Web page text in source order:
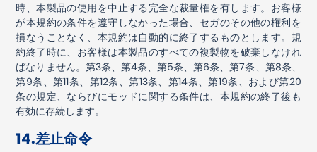
時、本製品の使用を中止する完全な裁量権を有します。お客様
が本規約の条件を遵守しなかった場合、セガのその他の権利を
損なうことなく、本規約は自動的に終了するものとします。規
約終了時に、お客様は本製品のすべての複製物を破棄しなけれ
ばなりません。第3条、第4条、第5条、第6条、第7条、第8条、
第9条、第11条、第12条、第13条、第14条、第19条、および第20
条の規定、ならびにモッドに関する条件は、本規約の終了後も
有効に存続します。
14.差止命令